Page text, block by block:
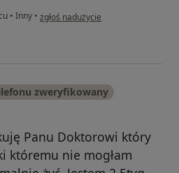
• Inny • w opinii użytkownika Mateusz
zgłoś nadużycie
zweryfikowany
Panu Doktorowi który
któremu nie mogłam